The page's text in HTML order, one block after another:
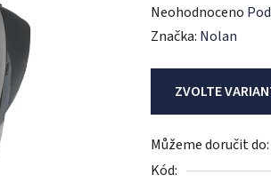
Průměrné
hodnocení
5
hvězdiček.
Neohodnoceno
Značka: Nolan
ZVOLTE
Můžeme doručit do:
Kód: